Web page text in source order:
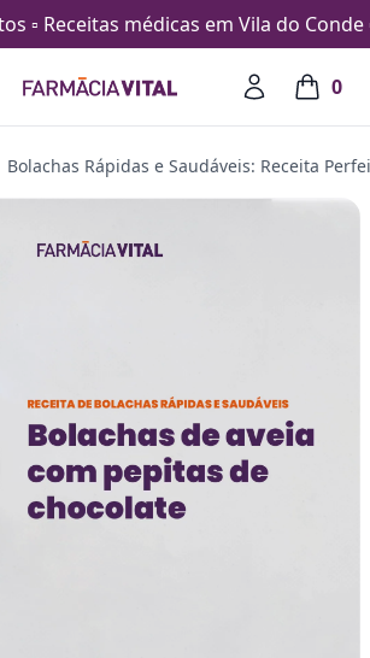
▫️ Receitas médicas em Vila do Conde
Farmácia Vital Account 0
items
Bolachas Rápidas e Saudáveis: Receita